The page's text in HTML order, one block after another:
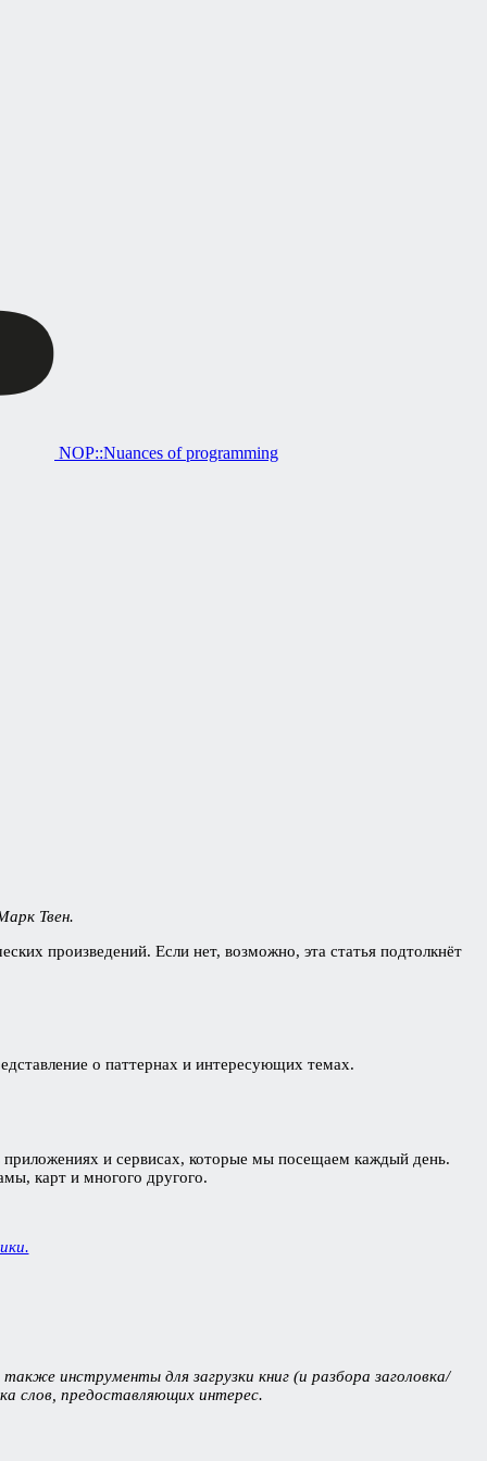
NOP::Nuances of programming
Твен.
произведений. Если нет, возможно, эта статья подтолкнёт
о паттернах и интересующих темах.
приложениях и сервисах, которые мы посещаем каждый день.
карт и многого другого.
инструменты для загрузки книг (и разбора заголовка/
слов, предоставляющих интерес.